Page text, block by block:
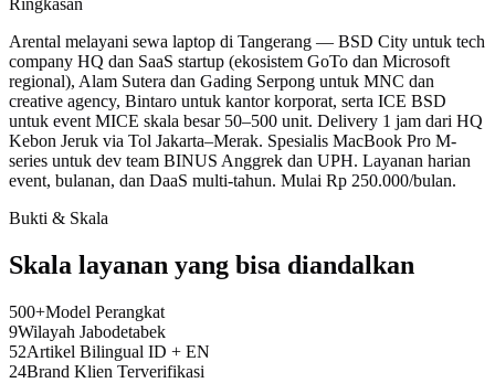
Arental melayani sewa laptop di Tangerang — BSD City untuk tech
company HQ dan SaaS startup (ekosistem GoTo dan Microsoft
regional), Alam Sutera dan Gading Serpong untuk MNC dan
creative agency, Bintaro untuk kantor korporat, serta ICE BSD
untuk event MICE skala besar 50–500 unit. Delivery 1 jam dari HQ
Kebon Jeruk via Tol Jakarta–Merak. Spesialis MacBook Pro M-
series untuk dev team BINUS Anggrek dan UPH. Layanan harian
event, bulanan, dan DaaS multi-tahun. Mulai Rp 250.000/bulan.
Bukti & Skala
Skala layanan yang bisa diandalkan
500+Model Perangkat
9Wilayah Jabodetabek
52Artikel Bilingual ID + EN
24Brand Klien Terverifikasi